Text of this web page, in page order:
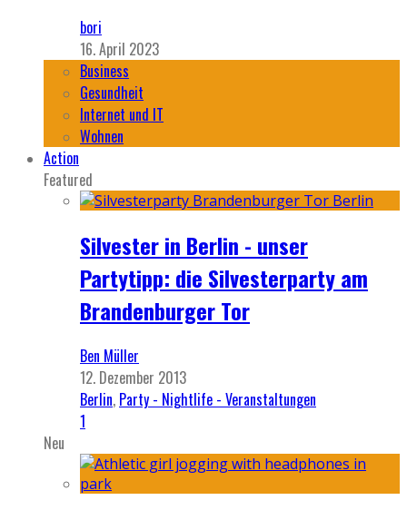
bori
16. April 2023
Business
Gesundheit
Internet und IT
Wohnen
Action
Featured
Silvester in Berlin - unser
Partytipp: die Silvesterparty am
Brandenburger Tor
Ben Müller
12. Dezember 2013
Berlin, Party - Nightlife - Veranstaltungen
1
Neu